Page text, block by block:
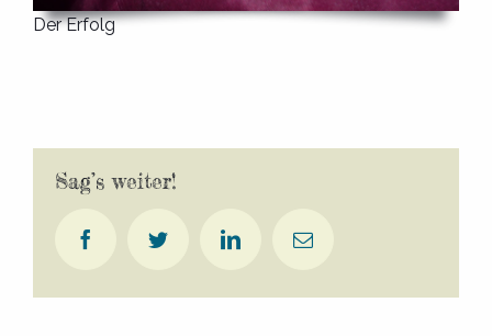
Der Erfolg
Sag’s weiter!
FacebookTwitter LinkedInE-